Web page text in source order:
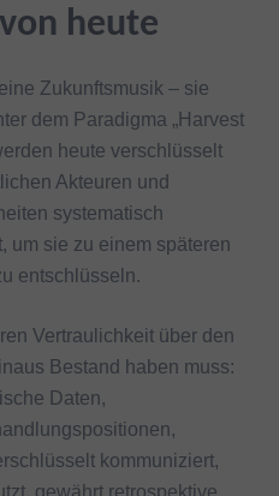
heute
Zukunftsmusik – sie
dem Paradigma „Harvest
heute verschlüsselt
Akteuren und
systematisch
um sie zu einem späteren
entschlüsseln.
Vertraulichkeit über den
Bestand haben muss:
Daten,
kommuniziert,